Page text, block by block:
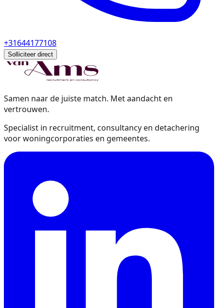
+31644177108
Solliciteer direct
Samen naar de juiste match. Met aandacht en
vertrouwen.
Specialist in recruitment, consultancy en detachering
voor woningcorporaties en gemeentes.